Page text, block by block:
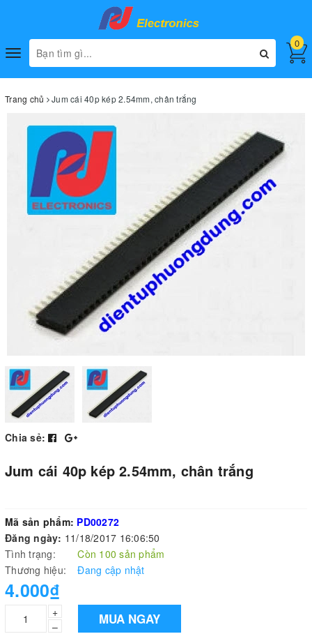
Toggle
navigation
0
Trang chủ Jum cái 40p kép 2.54mm, chân trắng
Chia sẻ:
Jum cái 40p kép 2.54mm, chân trắng
Mã sản phẩm: PD00272
Đăng ngày: 11/18/2017 16:06:50
Tình trạng:
Còn 100 sản phẩm
Thương hiệu:
Đang cập nhật
4.000₫
+
–
MUA NGAY